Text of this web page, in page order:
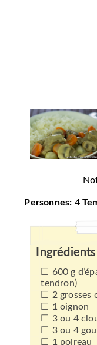
Personnes: 4
Ingrédients
600 g
tendron)
2 grosses
1 oignon
3 ou 4
3 ou 4
1 poireau